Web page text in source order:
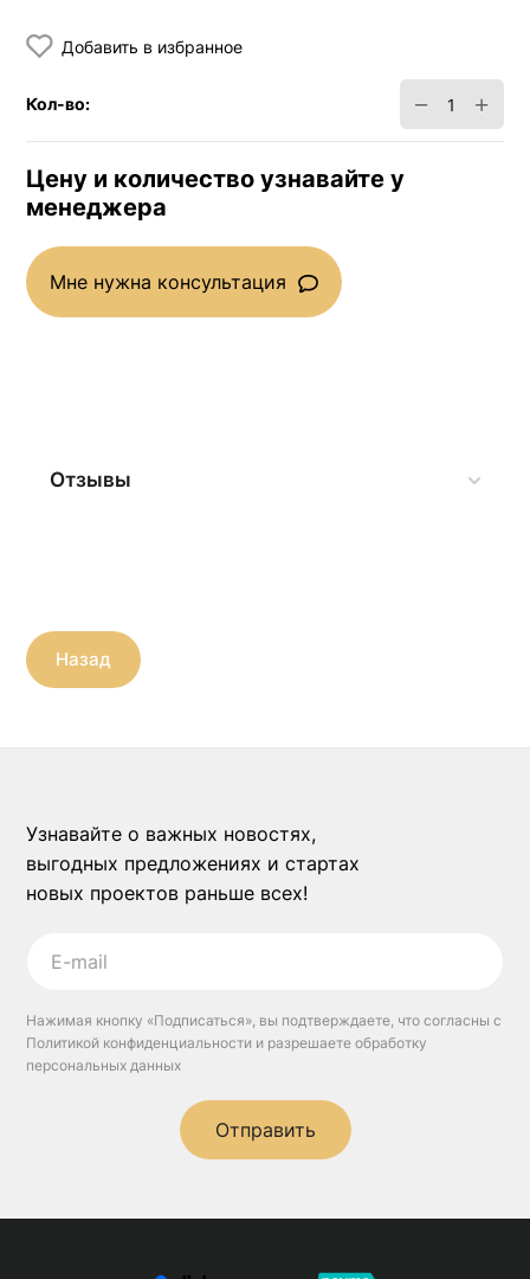
Добавить в избранное
Кол-во: − +
Цену и количество узнавайте у
менеджера
Мне нужна консультация
Отзывы
Назад
Узнавайте о важных новостях,
выгодных предложениях и стартах
новых проектов раньше всех!
Нажимая кнопку «Подписаться», вы подтверждаете, что согласны с
Политикой конфиденциальности и разрешаете обработку
персональных данных
Отправить